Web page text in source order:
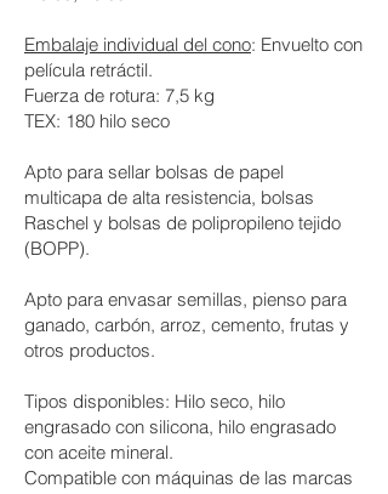
Embalaje individual del cono: Envuelto con
película retráctil.
Fuerza de rotura: 7,5 kg
TEX: 180 hilo seco
Apto para sellar bolsas de papel
multicapa de alta resistencia, bolsas
Raschel y bolsas de polipropileno tejido
(BOPP).
Apto para envasar semillas, pienso para
ganado, carbón, arroz, cemento, frutas y
otros productos.
Tipos disponibles: Hilo seco, hilo
engrasado con silicona, hilo engrasado
con aceite mineral.
Compatible con máquinas de las marcas